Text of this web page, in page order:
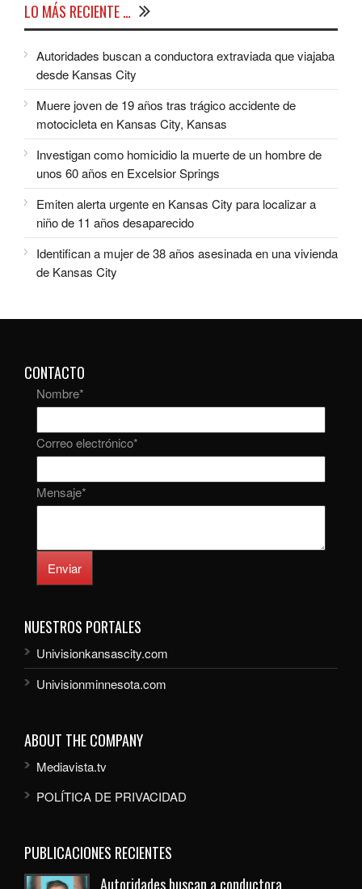
LO MÁS RECIENTE …
Autoridades buscan a conductora extraviada que viajaba
desde Kansas City
Muere joven de 19 años tras trágico accidente de
motocicleta en Kansas City, Kansas
Investigan como homicidio la muerte de un hombre de
unos 60 años en Excelsior Springs
Emiten alerta urgente en Kansas City para localizar a
niño de 11 años desaparecido
Identifican a mujer de 38 años asesinada en una vivienda
de Kansas City
CONTACTO
Nombre*
Correo electrónico*
Mensaje*
Enviar
NUESTROS PORTALES
Univisionkansascity.com
Univisionminnesota.com
ABOUT THE COMPANY
Mediavista.tv
POLÍTICA DE PRIVACIDAD
PUBLICACIONES RECIENTES
Autoridades buscan a conductora